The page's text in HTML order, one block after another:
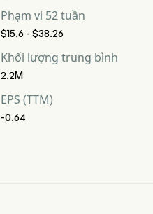
Phạm vi 52 tuần
$15.6 - $38.26
Khối lượng trung bình
2.2M
EPS (TTM)
-0.64